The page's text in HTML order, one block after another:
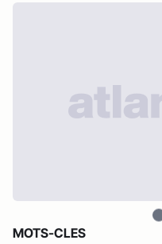
MOTS-CLES